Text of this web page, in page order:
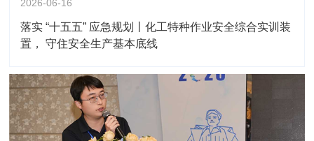
2026-06-16
落实 “十五五” 应急规划丨化工特种作业安全综合实训装
置， 守住安全生产基本底线